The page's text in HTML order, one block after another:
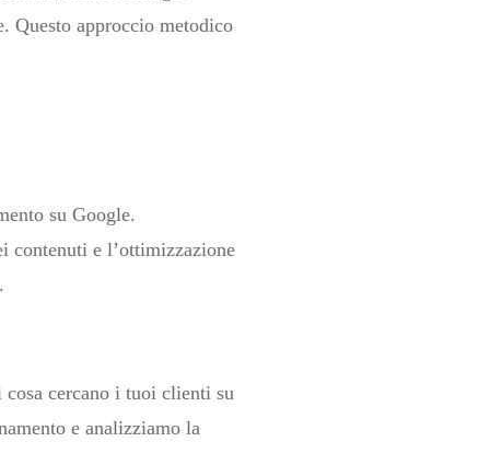
Questo approccio metodico
su Google.
contenuti e l’ottimizzazione
cercano i tuoi clienti su
e analizziamo la